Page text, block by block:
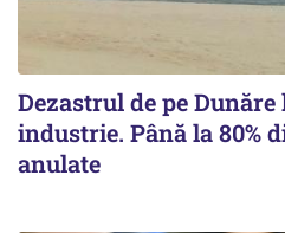
Dezastrul de pe Dunăre
industrie. Până la 80%
anulate